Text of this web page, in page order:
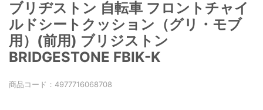
ブリヂストン 自転車 フロントチャイ
ルドシートクッション（グリ・モブ
用）(前用) ブリジストン
BRIDGESTONE FBIK-K
商品コード： 4977716068708